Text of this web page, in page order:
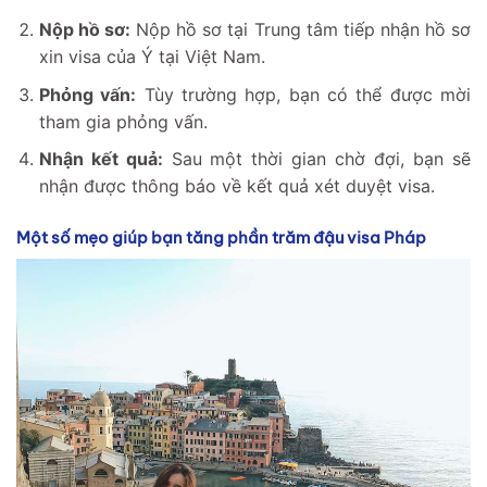
Nộp hồ sơ: Nộp hồ sơ tại Trung tâm tiếp nhận hồ sơ
xin visa của Ý tại Việt Nam.
Phỏng vấn: Tùy trường hợp, bạn có thể được mời
tham gia phỏng vấn.
Nhận kết quả: Sau một thời gian chờ đợi, bạn sẽ
nhận được thông báo về kết quả xét duyệt visa.
Một số mẹo giúp bạn tăng phần trăm đậu visa Pháp